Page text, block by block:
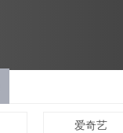
爱奇艺